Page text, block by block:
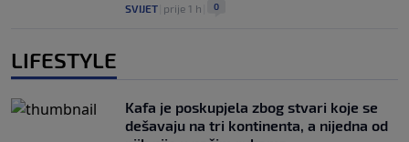
SVIJET prije 1 h 0
LIFESTYLE
Kafa je poskupjela zbog stvari koje se
dešavaju na tri kontinenta, a nijedna od